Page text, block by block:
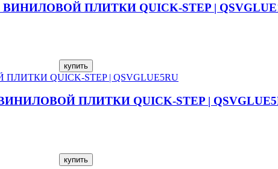
ВИНИЛОВОЙ ПЛИТКИ QUICK-STEP |
ВИНИЛОВОЙ ПЛИТКИ QUICK-STEP |